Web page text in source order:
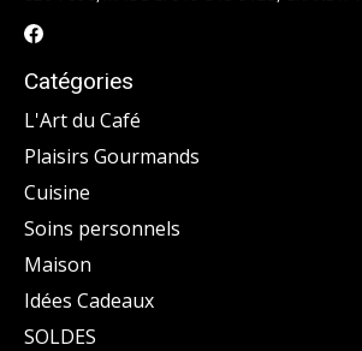
Catégories
L'Art du Café
Plaisirs Gourmands
Cuisine
Soins personnels
Maison
Idées Cadeaux
SOLDES